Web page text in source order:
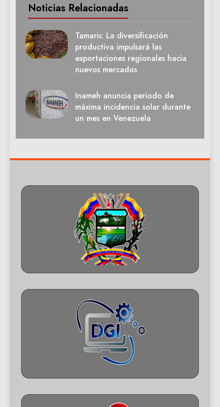
Noticias Relacionadas
Tamaris: La diversificación
productiva impulsará las
exportaciones regionales hacia
nuevos mercados
Inameh anuncia periodo de
máxima incidencia solar durante
un mes en Venezuela